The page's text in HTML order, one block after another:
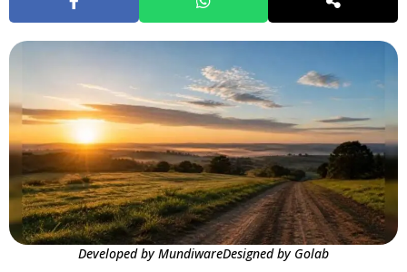
Developed by MundiwareDesigned by Golab